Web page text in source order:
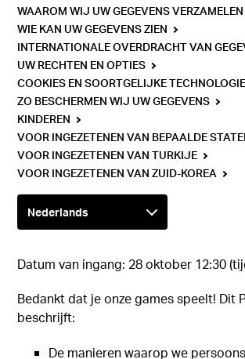
WAAROM WIJ UW GEGEVENS VERZAMELEN
WIE KAN UW GEGEVENS ZIEN
INTERNATIONALE OVERDRACHT VAN
UW RECHTEN EN OPTIES
COOKIES EN SOORTGELIJKE
ZO BESCHERMEN WIJ UW GEGEVENS
KINDEREN
VOOR INGEZETENEN VAN BEPAALDE
VOOR INGEZETENEN VAN TURKIJE
VOOR INGEZETENEN VAN ZUID-KOREA
Datum van ingang: 28 oktober 12:30
Bedankt dat je onze games speelt! Dit
beschrijft:
De manieren waarop we